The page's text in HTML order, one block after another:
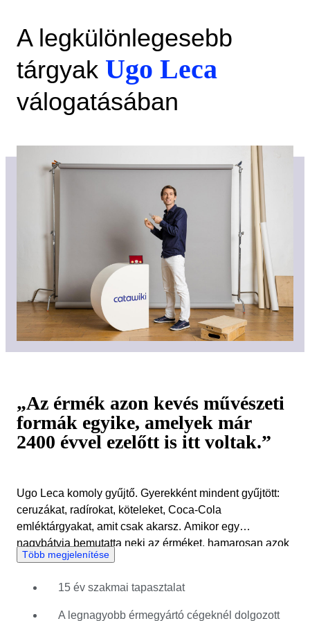
A legkülönlegesebb
tárgyak Ugo Leca
válogatásában
„Az érmék azon kevés művészeti
formák egyike, amelyek már
2400 évvel ezelőtt is itt voltak.”
Ugo Leca komoly gyűjtő. Gyerekként mindent gyűjtött:
ceruzákat, radírokat, köteleket, Coca-Cola
emléktárgyakat, amit csak akarsz. Amikor egy
nagybátyja bemutatta neki az érméket, hamarosan azok
lettek a kedvenc gyűjthető tárgyai. Tanulmányai során
galériában. Ez lehetőséget adott neki, hogy New
Yorkban dolgozzon a Stack's-nél, a világ egyik
Több megjelenítése
15 év szakmai tapasztalat
A legnagyobb érmegyártó cégeknél dolgozott